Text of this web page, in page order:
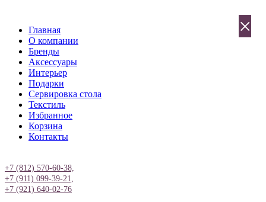
Главная
О компании
Бренды
Аксессуары
Интерьер
Подарки
Сервировка стола
Текстиль
Избранное
Корзина
Контакты
+7 (812) 570-60-38,
+7 (911) 099-39-21,
+7 (921) 640-02-76
×